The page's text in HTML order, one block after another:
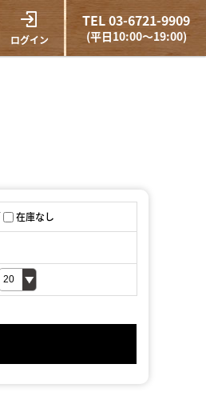
ログイン
TEL 03-6721-9909
(平日10:00～19:00)
在庫なし